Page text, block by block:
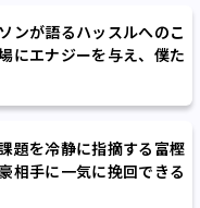
ンが語るハッスルへのこ
にエナジーを与え、僕た
く」
題を冷静に指摘する富樫
相手に一気に挽回できる
い」